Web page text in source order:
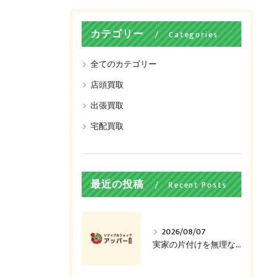
カテゴリー Categories
全てのカテゴリー
店頭買取
出張買取
宅配買取
最近の投稿 Recent Posts
2026/08/07
実家の片付けを無理なく進めるコツ、捨てる前に売れるかも